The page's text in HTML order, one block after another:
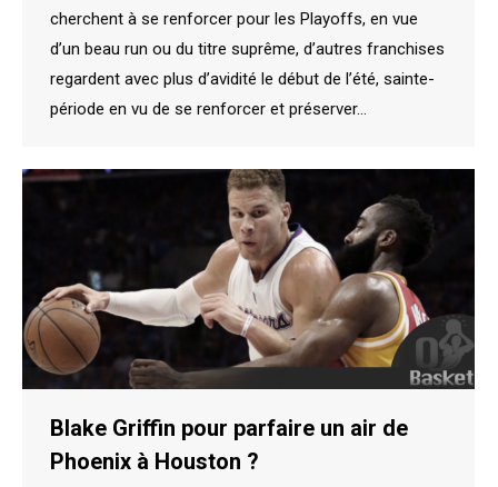
cherchent à se renforcer pour les Playoffs, en vue
d’un beau run ou du titre suprême, d’autres franchises
regardent avec plus d’avidité le début de l’été, sainte-
période en vu de se renforcer et préserver…
Blake Griffin pour parfaire un air de
Phoenix à Houston ?